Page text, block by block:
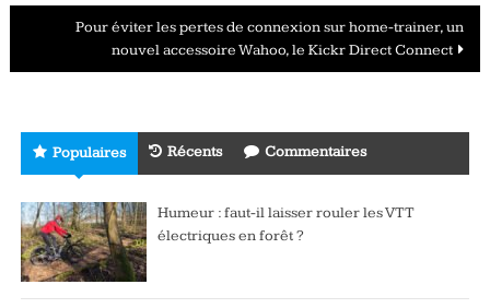
articlesPour éviter les pertes de connexion sur home-trainer, un
nouvel accessoire Wahoo, le Kickr Direct Connect
Populaires Récents Commentaires
Humeur : faut-il laisser rouler les VTT
électriques en forêt ?